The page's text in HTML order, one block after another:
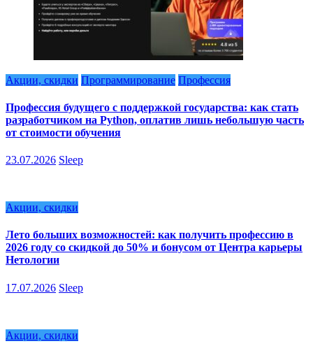
Акции, скидки Программирование Профессия
Профессия будущего с поддержкой государства: как стать
разработчиком на Python, оплатив лишь небольшую часть
от стоимости обучения
23.07.2026 Sleep
Акции, скидки
Лето больших возможностей: как получить профессию в
2026 году со скидкой до 50% и бонусом от Центра карьеры
Нетологии
17.07.2026 Sleep
Акции, скидки